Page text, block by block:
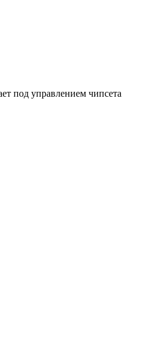
под управлением чипсета